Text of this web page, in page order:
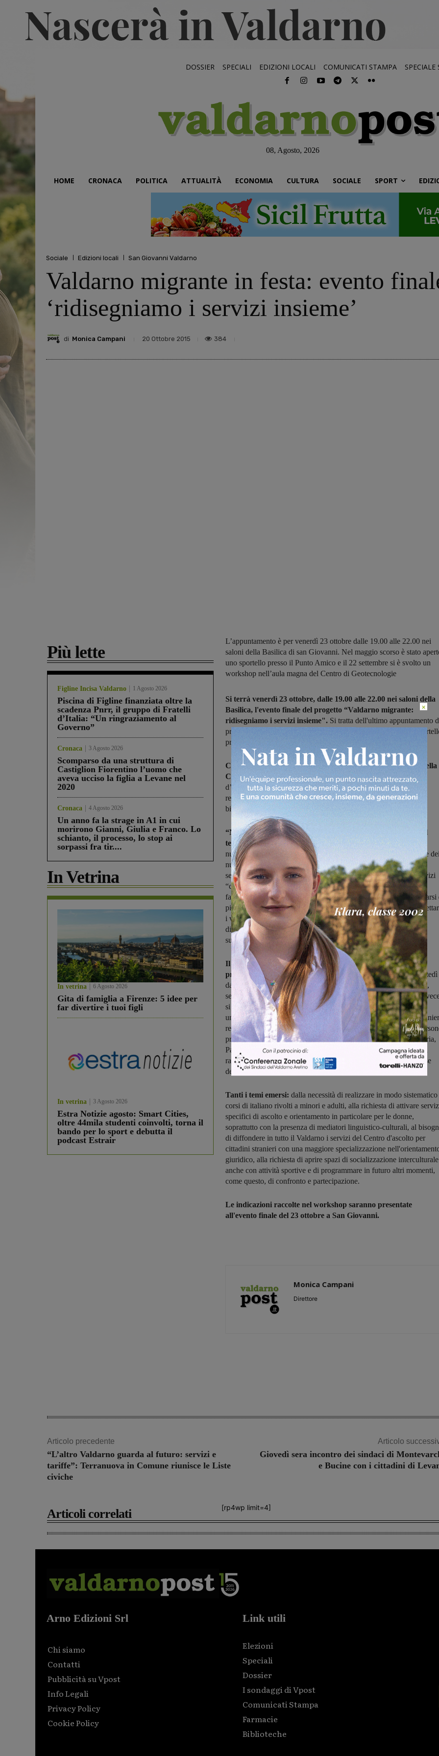
DOSSIER SPECIALI EDIZIONI LOCALI COMUNICATI STAMPA SPECIALE
08, Agosto, 2026
HOME CRONACA POLITICA ATTUALITÀ ECONOMIA CULTURA SOCIALE SPORT
Sociale Edizioni locali San Giovanni Valdarno
Valdarno migrante in festa: evento
‘ridisegniamo i servizi insieme’
di Monica Campani 20 Ottobre 2015 384
Più lette
Figline Incisa Valdarno 1 Agosto 2026
Piscina di Figline finanziata oltre la
scadenza Pnrr, il gruppo di Fratelli
d’Italia: “Un ringraziamento al
Governo”
Cronaca 3 Agosto 2026
Scomparso da una struttura di
Castiglion Fiorentino l’uomo che
aveva ucciso la figlia a Levane nel
2020
Cronaca 4 Agosto 2026
Un anno fa la strage in A1 in cui
morirono Gianni, Giulia e Franco. Lo
schianto, il processo, lo stop ai
sorpassi fra tir....
In Vetrina
In vetrina 6 Agosto 2026
Gita di famiglia a Firenze: 5 idee per
far divertire i tuoi figli
In vetrina 3 Agosto 2026
Estra Notizie agosto: Smart Cities,
oltre 44mila studenti coinvolti, torna il
bando per lo sport e debutta il
podcast Estrair
L’appuntamento è per venerdì 23 ottobre dalle 19.00 alle 22.00 nei
saloni della Basilica di san Giovanni. Nel maggio scorso è stato
uno sportello presso il Punto Amico e il 22 settembre si è svolto un
workshop nell’aula magna del Centro di Geotecnologie
Si terrà venerdì 23 ottobre, dalle 19.00 alle 22.00 nei saloni della
Basilica, l'evento finale del progetto “Valdarno migrante:
ridisegniamo i servizi insieme". Si tratta dell'ultimo appuntamento
progetto iniziato già nel mese di maggio con l'apertura di uno
presso il Punto Amico di San Giovanni.
Con questa iniziativa il comune di San Giovanni, per conto della
Conferenza Zonale dei Sindaci, intende riqualificare i servizi
d’informazione, ascolto e orientamento rivolti ai nuovi cittadini
residenti in Valdarno per rispondere in modo più efficace ai loro
bisogni. Il percorso è finanziato dalla Regione Toscana.
“Negli ultimi anni sono avvenute profonde trasformazioni nel
tessuto sociale del Valdarno
sia per l’aumento della consistenza
numerica dei flussi migratori che per una maggiore stabilizzazione dei
nuclei familiari. I nuovi cittadini residenti in Valdarno richiedono
sempre meno sostegno per la prima accoglienza e sempre più servizi
“comuni” finalizzati all’inserimento nel territorio, al sostegno alla
famiglia e al lavoro. Le politiche dei Comuni, quindi, devo orientarsi
più alla partecipazione attiva dei cittadini stranieri per poter
i veri bisogni e favorire la piena integrazione nel territorio”, ha
dichiarato Sandra Romei, assessore al Welfare e alle politiche
sull’integrazione del Comune di San Giovanni.
Il progetto ha visto l’apertura dal 12 maggio di uno sportello
presso il Punto Amico del Comune di San Giovanni tutti i martedì
dalle 16.00 alle 18,30, per partecipare alle rilevazioni del progetto,
segnalare idee e proposte di servizi da attivare. Il 22 settembre,
si è svolto nell’aula Magna del Centro di GeoTecnologie,
un workshop partecipativo che ha coinvolto cittadini italiani e
residenti in Valdarno. All'incontro hanno partecipato più di 50
provenienti da paesi diversi: Albania, Cina, India, Marocco, Nigeria,
Pakistan, Repubblica Dominicana, Senegal ma anche tanti italiani
rappresentanti di associazioni per condividere riflessioni, sulla base
delle loro esperienze, e proposte concrete.
Tanti i temi emersi: dalla necessità di realizzare in modo sistematico
corsi di italiano rivolti a minori e adulti, alla richiesta di attivare
specifici di ascolto e orientamento in particolare per le donne,
soprattutto con la presenza di mediatori linguistico-culturali, al
di diffondere in tutto il Valdarno i servizi del Centro d'ascolto per
cittadini stranieri con una maggiore specializzazione
giuridico, alla richiesta di aprire spazi di socializzazione interculturale
anche con attività sportive e di programmare in futuro altri momenti,
come questo, di confronto e partecipazione.
Le indicazioni raccolte nel workshop saranno presentate
all'evento finale del 23 ottobre a San Giovanni.
Monica Campani
Direttore
Articolo precedente
“L’altro Valdarno guarda al futuro: servizi e
tariffe”: Terranuova in Comune riunisce le Liste
civiche
Articolo
Giovedì sera incontro dei sindaci di
e Bucine con i cittadini di
[rp4wp limit=4]
Articoli correlati
Arno Edizioni Srl
Chi siamo
Contatti
Pubblicità su Vpost
Info Legali
Privacy Policy
Cookie Policy
Link utili
Elezioni
Speciali
Dossier
I sondaggi di Vpost
Comunicati Stampa
Farmacie
Biblioteche
×